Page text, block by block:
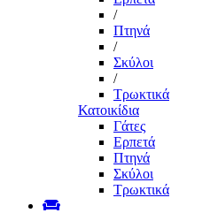
/
Πτηνά
/
Σκύλοι
/
Τρωκτικά
Κατοικίδια
Γάτες
Ερπετά
Πτηνά
Σκύλοι
Τρωκτικά